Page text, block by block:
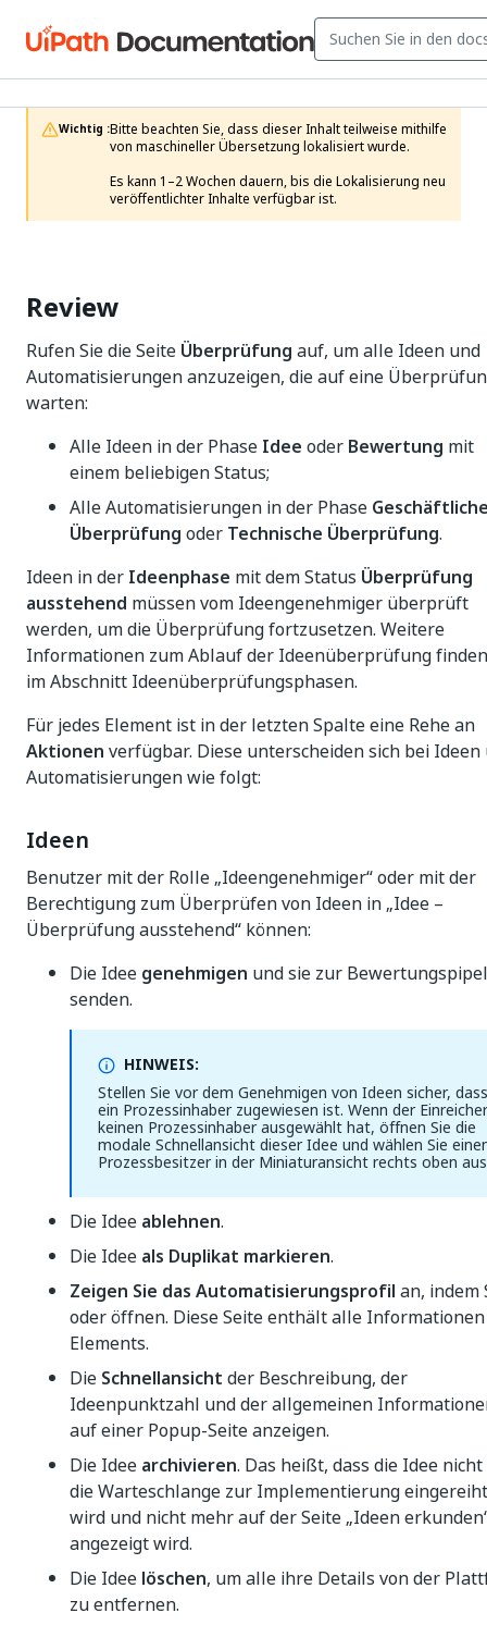
Wichtig :Bitte beachten Sie, dass dieser Inhalt teilweise mithilfe
von maschineller Übersetzung lokalisiert wurde.
Es kann 1–2 Wochen dauern, bis die Lokalisierung neu
veröffentlichter Inhalte verfügbar ist.
Review
Rufen Sie die Seite Überprüfung auf, um alle Ideen und
Automatisierungen anzuzeigen, die auf eine
warten:
Alle Ideen in der Phase Idee oder Bewertung mit
einem beliebigen Status;
Alle Automatisierungen in der Phase
Überprüfung oder Technische Überprüfung.
Ideen in der Ideenphase mit dem Status Überprüfung
ausstehend müssen vom Ideengenehmiger überprüft
werden, um die Überprüfung fortzusetzen. Weitere
Informationen zum Ablauf der Ideenüberprüfung
im Abschnitt Ideenüberprüfungsphasen.
Für jedes Element ist in der letzten Spalte eine Rehe an
Aktionen verfügbar. Diese unterscheiden sich bei Ideen
Automatisierungen wie folgt:
Ideen
Benutzer mit der Rolle „Ideengenehmiger“ oder mit der
Berechtigung zum Überprüfen von Ideen in „Idee –
Überprüfung ausstehend“ können:
Die Idee genehmigen und sie zur
senden.
HINWEIS:
Stellen Sie vor dem Genehmigen von Ideen sicher, dass
ein Prozessinhaber zugewiesen ist. Wenn der Einreicher
keinen Prozessinhaber ausgewählt hat, öffnen Sie die
modale Schnellansicht dieser Idee und wählen Sie
Prozessbesitzer in der Miniaturansicht rechts oben
Die Idee ablehnen.
Die Idee als Duplikat markieren.
Zeigen Sie das Automatisierungsprofil an, indem
oder öffnen. Diese Seite enthält alle
Elements.
Die Schnellansicht der Beschreibung, der
Ideenpunktzahl und der allgemeinen
auf einer Popup-Seite anzeigen.
Die Idee archivieren. Das heißt, dass die Idee
die Warteschlange zur Implementierung eingereiht
wird und nicht mehr auf der Seite „Ideen
angezeigt wird.
Die Idee löschen, um alle ihre Details von der
zu entfernen.